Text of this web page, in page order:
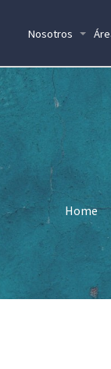
Nosotros
Home